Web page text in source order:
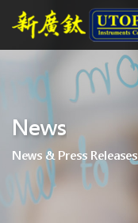
News
News & Press Releases